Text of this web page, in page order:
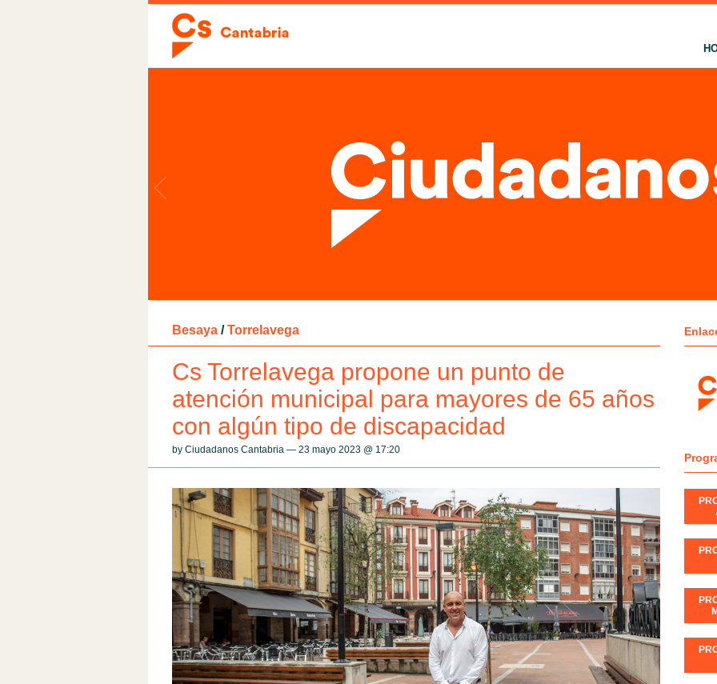
Besaya / Torrelavega
Cs Torrelavega propone un punto de
atención municipal para mayores de 65 años
con algún tipo de discapacidad
by Ciudadanos Cantabria — 23 mayo 2023 @ 17:20